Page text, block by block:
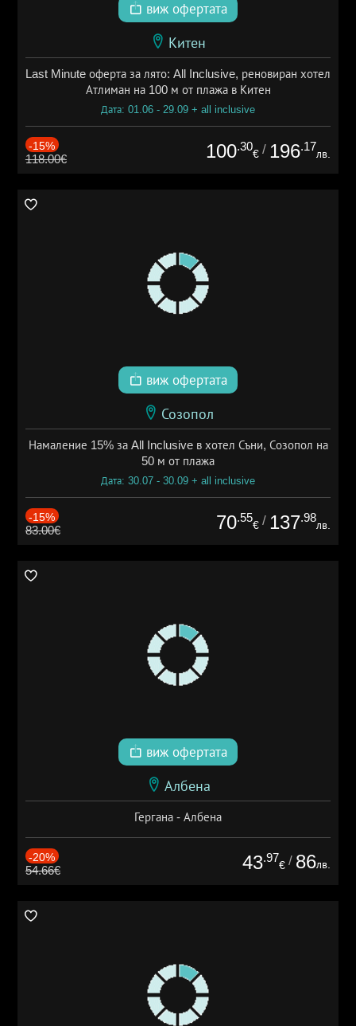
виж офертата
Китен
Last Minute оферта за лято: All Inclusive, реновиран хотел
Атлиман на 100 м от плажа в Китен
Дата: 01.06 - 29.09 + all inclusive
-15%
118.00€ 100.30
€ / 196.17
лв.
виж офертата
Созопол
Намаление 15% за All Inclusive в хотел Съни, Созопол на
50 м от плажа
Дата: 30.07 - 30.09 + all inclusive
-15%
83.00€ 70.55
€ / 137.98
лв.
виж офертата
Албена
Гергана - Албена
-20%
54.66€ 43.97
€ / 86лв.